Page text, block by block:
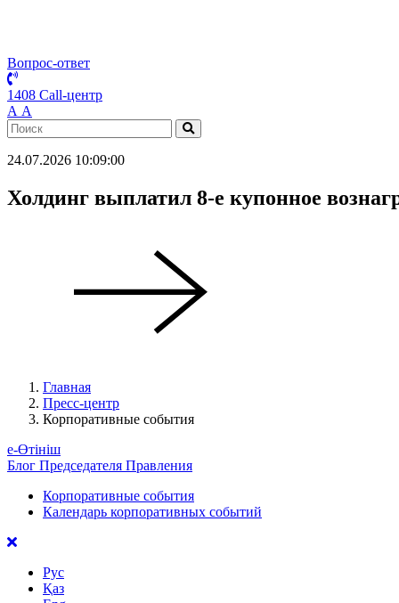
Вопрос-ответ
1408 Call-центр
А А
24.07.2026 10:09:00
Холдинг выплатил 8-е купонное
Главная
Пресс-центр
Корпоративные события
е-Өтініш
Блог Председателя Правления
Корпоративные события
Календарь корпоративных событий
Рус
Қаз